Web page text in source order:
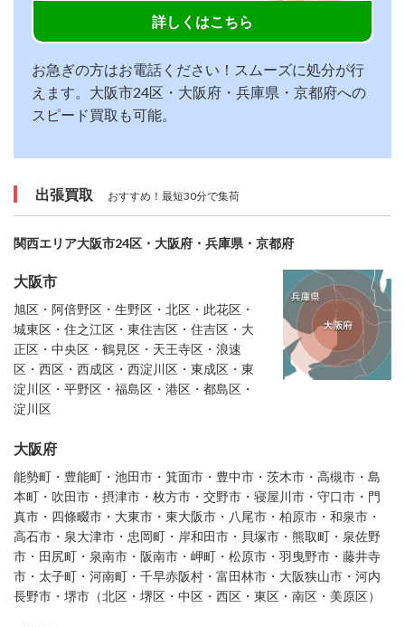
詳しくはこちら
お急ぎの方はお電話ください！スムーズに処分が行
えます。大阪市24区・大阪府・兵庫県・京都府への
スピード買取も可能。
出張買取 おすすめ！最短30分で集荷
関西エリア大阪市24区・大阪府・兵庫県・京都府
大阪市
旭区・阿倍野区・生野区・北区・此花区・
城東区・住之江区・東住吉区・住吉区・大
正区・中央区・鶴見区・天王寺区・浪速
区・西区・西成区・西淀川区・東成区・東
淀川区・平野区・福島区・港区・都島区・
淀川区
大阪府
能勢町・豊能町・池田市・箕面市・豊中市・茨木市・高槻市・島
本町・吹田市・摂津市・枚方市・交野市・寝屋川市・守口市・門
真市・四條畷市・大東市・東大阪市・八尾市・柏原市・和泉市・
高石市・泉大津市・忠岡町・岸和田市・貝塚市・熊取町・泉佐野
市・田尻町・泉南市・阪南市・岬町・松原市・羽曳野市・藤井寺
市・太子町・河南町・千早赤阪村・富田林市・大阪狭山市・河内
長野市・堺市（北区・堺区・中区・西区・東区・南区・美原区）